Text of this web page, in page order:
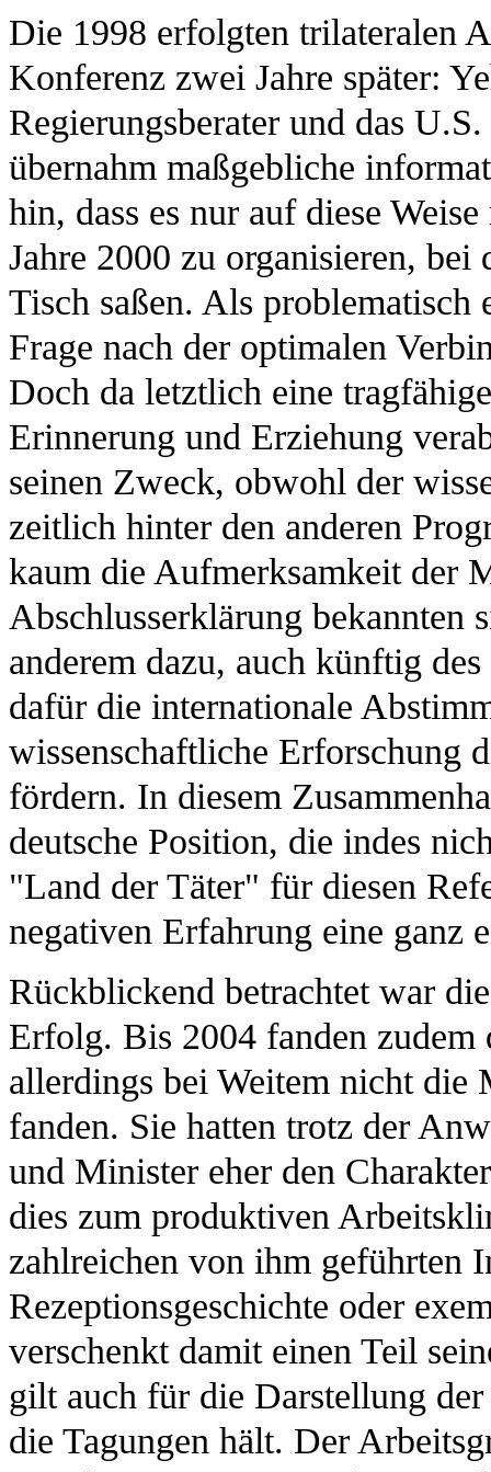
Die 1998 erfolgten trilateralen
Konferenz zwei Jahre später:
Regierungsberater und das
übernahm maßgebliche
hin, dass es nur auf diese
Jahre 2000 zu organisieren,
Tisch saßen. Als problematisch
Frage nach der optimalen
Doch da letztlich eine
Erinnerung und Erziehung
seinen Zweck, obwohl der
zeitlich hinter den anderen
kaum die Aufmerksamkeit der
Abschlusserklärung bekannten
anderem dazu, auch künftig
dafür die internationale
wissenschaftliche Erforschung
fördern. In diesem
deutsche Position, die indes
"Land der Täter" für diesen
negativen Erfahrung eine ganz
Rückblickend betrachtet war
Erfolg. Bis 2004 fanden
allerdings bei Weitem nicht die
fanden. Sie hatten trotz der
und Minister eher den
dies zum produktiven
zahlreichen von ihm geführten
Rezeptionsgeschichte oder
verschenkt damit einen Teil
gilt auch für die Darstellung
die Tagungen hält. Der